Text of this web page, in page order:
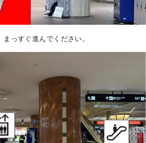
っすぐ進んでください。